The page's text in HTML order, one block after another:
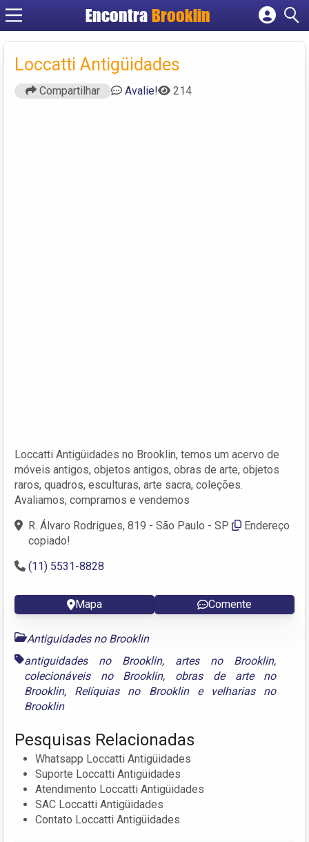
Encontra Brooklin
Cadastrar empresa
Criar conta
Loccatti Antigüidades
Compartilhar Avalie! 214
Loccatti Antigüidades no Brooklin, temos um acervo de
móveis antigos, objetos antigos, obras de arte, objetos
raros, quadros, esculturas, arte sacra, coleções.
Avaliamos, compramos e vendemos
R. Álvaro Rodrigues, 819 - São Paulo - SP
Endereço
copiado!
(11) 5531-8828 ‎
Mapa Comente
Antiguidades no Brooklin
antiguidades no Brooklin, artes no Brooklin,
colecionáveis no Brooklin, obras de arte no
Brooklin, Relíquias no Brookline velharias no
Brooklin
Pesquisas Relacionadas
Whatsapp Loccatti Antigüidades
Suporte Loccatti Antigüidades
Atendimento Loccatti Antigüidades
SAC Loccatti Antigüidades
Contato Loccatti Antigüidades